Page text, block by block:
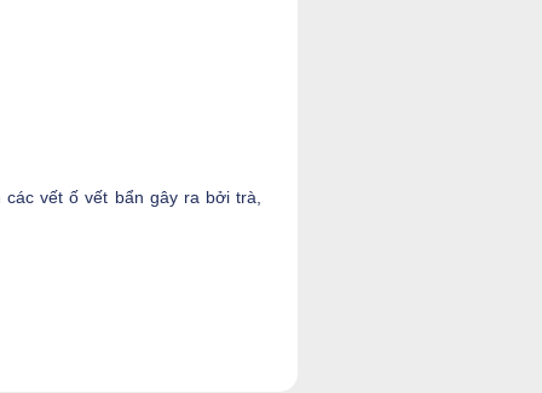
vết ố vết bẩn gây ra bởi trà,